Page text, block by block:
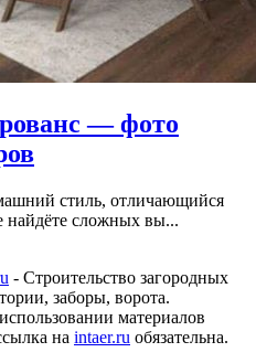
— фото
стиль, отличающийся
найдёте сложных вы...
- Cтроительство загородных
заборы, ворота.
материалов
на intaer.ru обязательна.